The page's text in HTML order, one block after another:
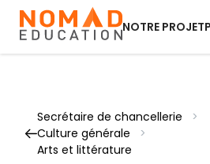
NOTRE PROJET
Secrétaire de chancellerie
>
Culture générale
>
Arts et littérature